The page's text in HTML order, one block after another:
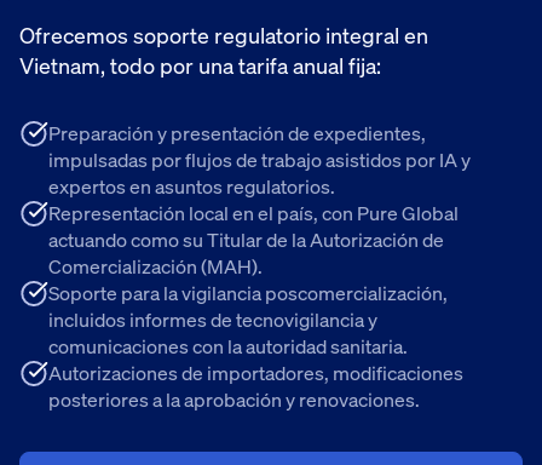
Ofrecemos soporte regulatorio integral en
Vietnam, todo por una tarifa anual fija:
Preparación y presentación de expedientes,
impulsadas por flujos de trabajo asistidos por IA y
expertos en asuntos regulatorios.
Representación local en el país, con Pure Global
actuando como su Titular de la Autorización de
Comercialización (MAH).
Soporte para la vigilancia poscomercialización,
incluidos informes de tecnovigilancia y
comunicaciones con la autoridad sanitaria.
Autorizaciones de importadores, modificaciones
posteriores a la aprobación y renovaciones.